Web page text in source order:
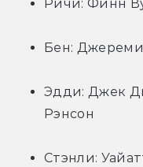
Ричи: Финн
Бен:
Эдди: Джек
Рэнсон
Стэнли: